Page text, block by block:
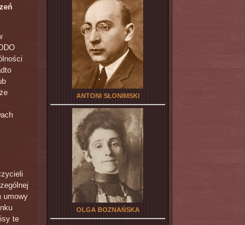
umowy
te
ANTONI SŁONIMSKI
OLGA BOZNAŃSKA